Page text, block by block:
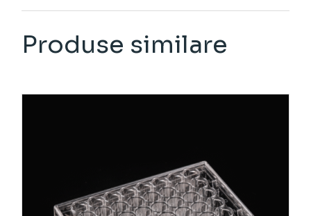
Produse similare